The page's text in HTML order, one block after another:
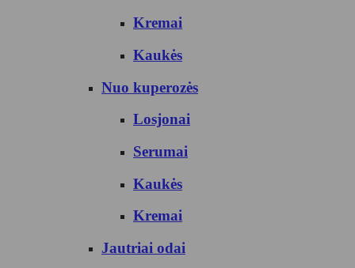
Kremai
Kaukės
Nuo kuperozės
Losjonai
Serumai
Kaukės
Kremai
Jautriai odai